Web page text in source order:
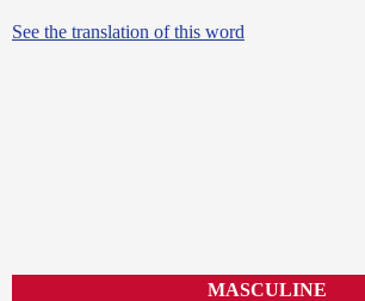
See the translation of this word
MASCULINE